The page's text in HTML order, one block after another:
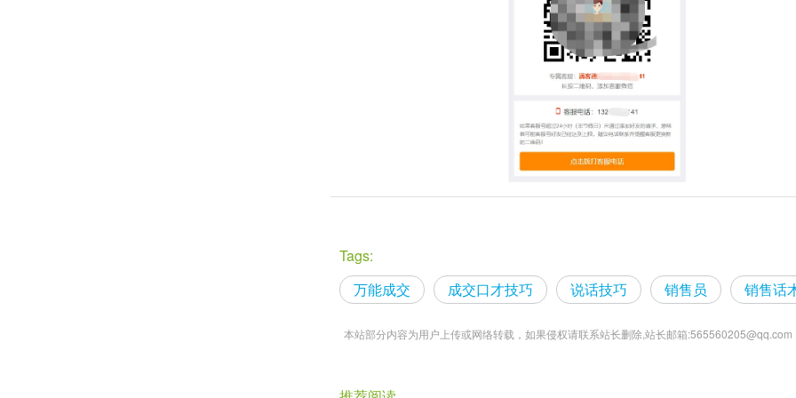
Tags:
万能成交
成交口才技巧 说话技巧 销售员 销售话
本站部分内容为用户上传或网络转载，如果侵权请联系站长删除,站长邮箱:565560205@qq.com